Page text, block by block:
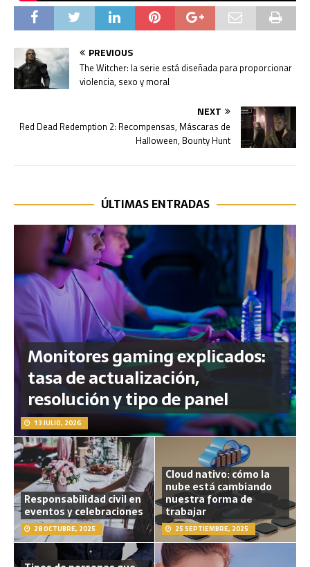
PREVIOUS
The Witcher: la serie está diseñada para proporcionar
violencia, sexo y moral
NEXT
Red Dead Redemption 2: Recompensas, Máscaras de
Halloween, Bounty Hunt
ÚLTIMAS ENTRADAS
Monitores gaming explicados:
tasa de actualización,
resolución y tipo de panel
13 JULIO, 2026
Responsabilidad civil en
eventos y celebraciones
28 OCTUBRE, 2025
Cloud nativo: cómo la
nube está cambiando
nuestra forma de
trabajar
25 SEPTIEMBRE, 2025